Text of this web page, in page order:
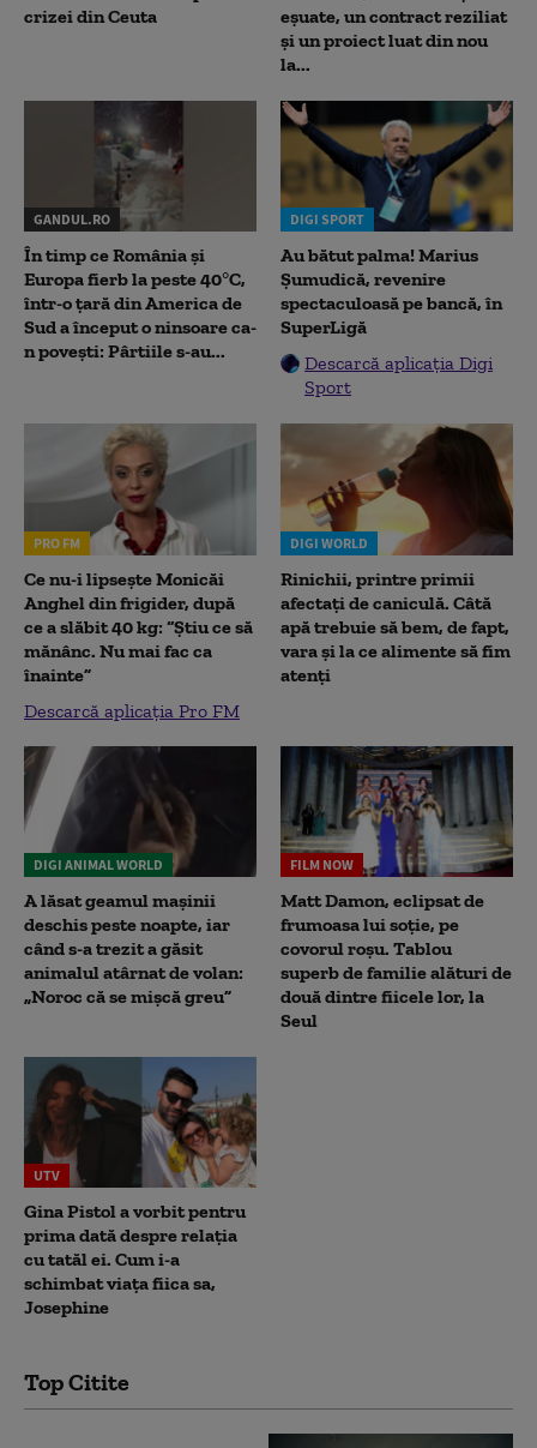
crizei din Ceuta
eșuate, un contract reziliat
și un proiect luat din nou
la...
GANDUL.RO
În timp ce România și
Europa fierb la peste 40°C,
într-o țară din America de
Sud a început o ninsoare ca-
n povești: Pârtiile s-au...
DIGI SPORT
Au bătut palma! Marius
Șumudică, revenire
spectaculoasă pe bancă, în
SuperLigă
Descarcă aplicația Digi
Sport
PRO FM
Ce nu-i lipsește Monicăi
Anghel din frigider, după
ce a slăbit 40 kg: “Știu ce să
mănânc. Nu mai fac ca
înainte”
Descarcă aplicația Pro FM
DIGI WORLD
Rinichii, printre primii
afectați de caniculă. Câtă
apă trebuie să bem, de fapt,
vara și la ce alimente să fim
atenți
DIGI ANIMAL WORLD
A lăsat geamul mașinii
deschis peste noapte, iar
când s-a trezit a găsit
animalul atârnat de volan:
„Noroc că se mișcă greu”
FILM NOW
Matt Damon, eclipsat de
frumoasa lui soție, pe
covorul roșu. Tablou
superb de familie alături de
două dintre fiicele lor, la
Seul
UTV
Gina Pistol a vorbit pentru
prima dată despre relația
cu tatăl ei. Cum i-a
schimbat viața fiica sa,
Josephine
Top Citite